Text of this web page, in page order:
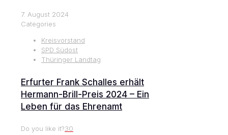
7. August 2024
Categories
Kreisvorstand
SPD Südost
Thüringer Landtag
Erfurter Frank Schalles erhält
Hermann-Brill-Preis 2024 – Ein
Leben für das Ehrenamt
Do you like it?30